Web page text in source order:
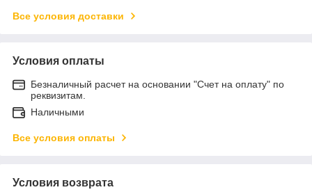
Все условия доставки
Условия оплаты
Безналичный расчет на основании "Счет на оплату" по
реквизитам.
Наличными
Все условия оплаты
Условия возврата